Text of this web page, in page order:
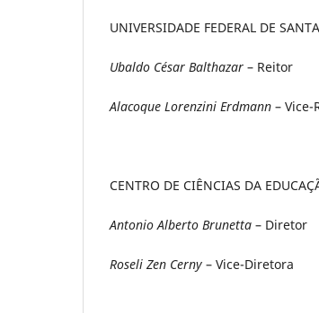
UNIVERSIDADE FEDERAL DE
Ubaldo César Balthazar – Reitor
Alacoque Lorenzini Erdmann – Vice-
CENTRO DE CIÊNCIAS DA
Antonio Alberto Brunetta – Diretor
Roseli Zen Cerny – Vice-Diretora